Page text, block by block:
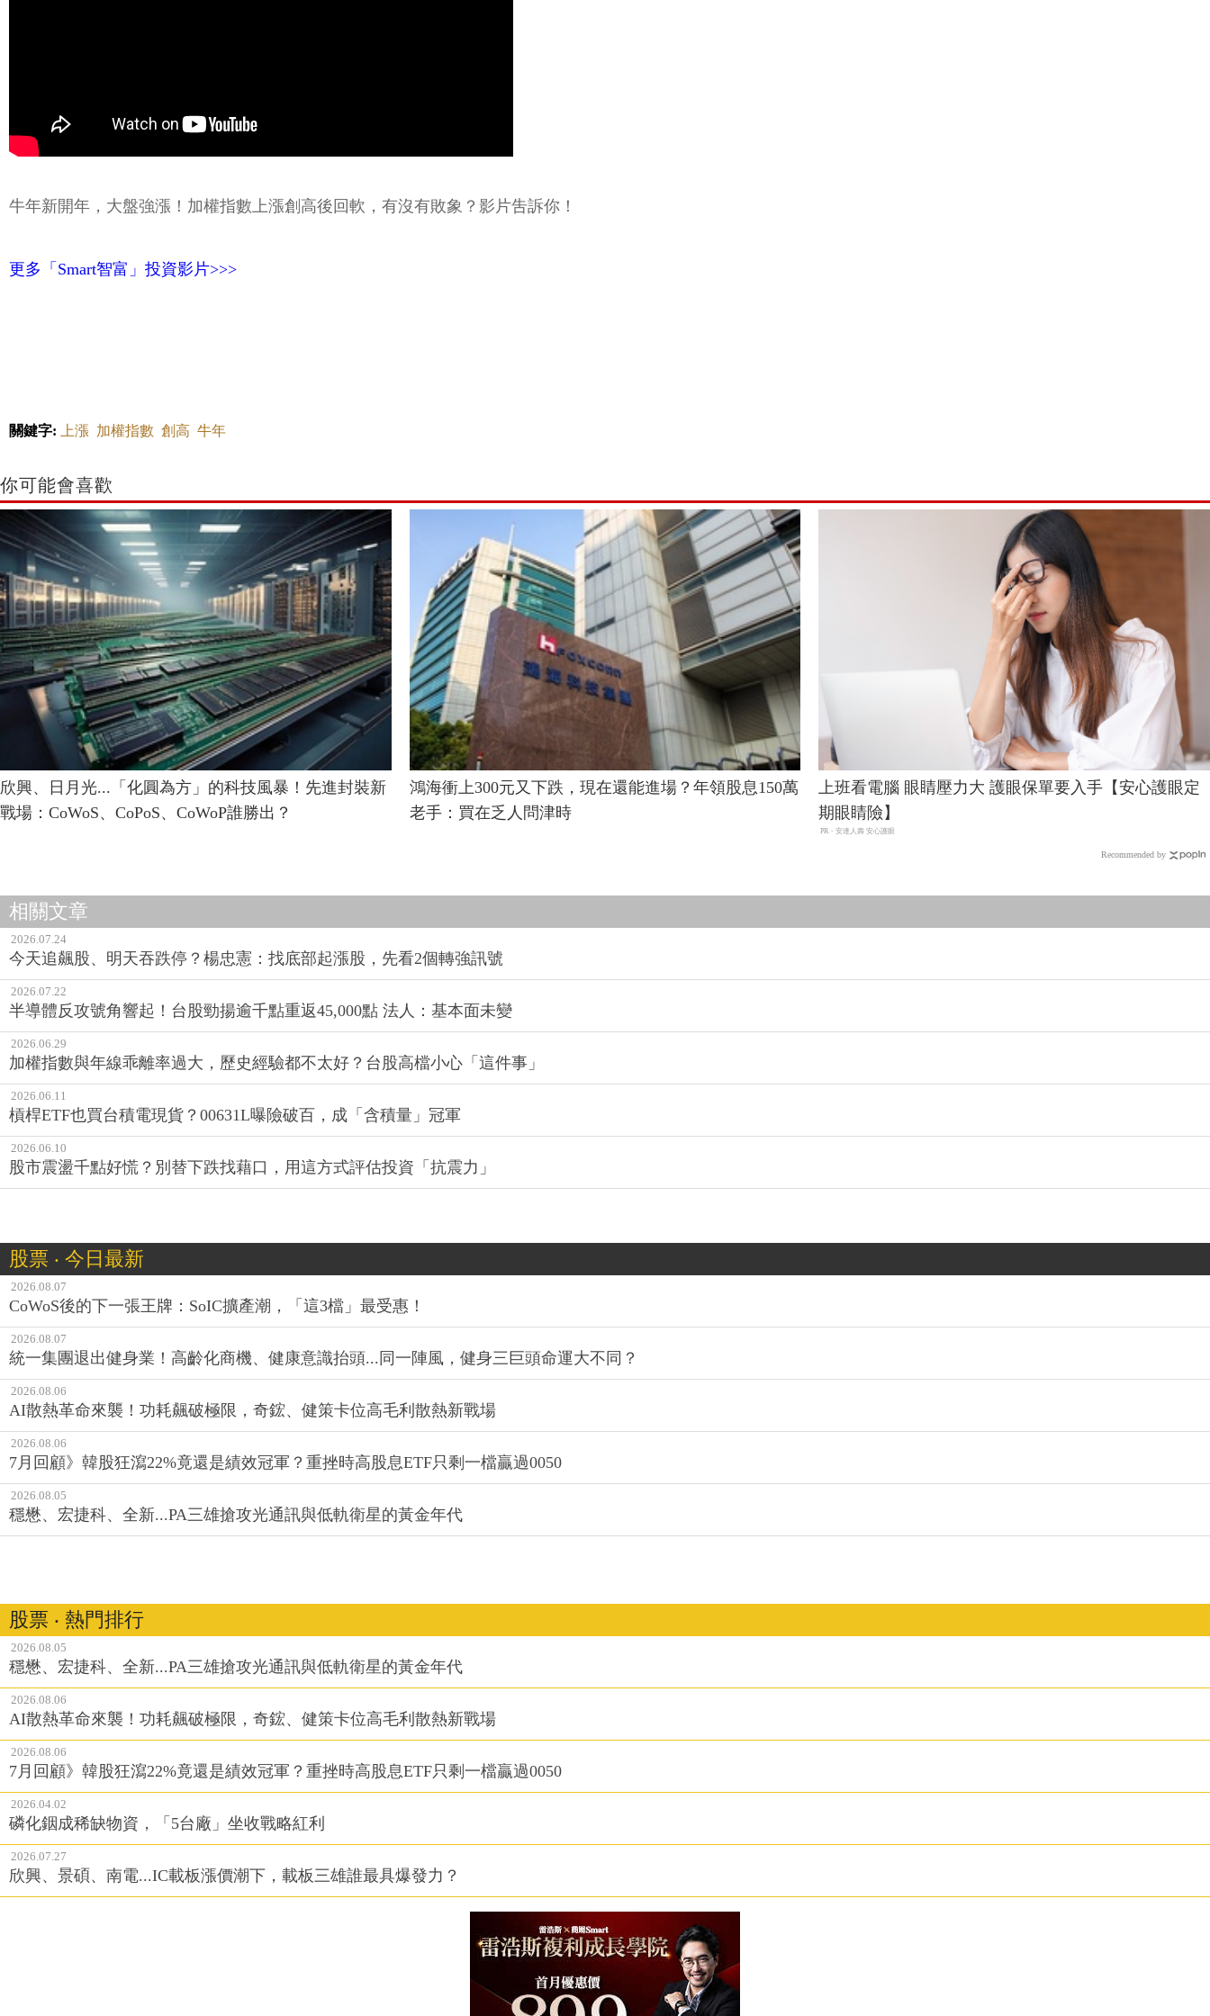
牛年新開年，大盤強漲！加權指數上漲創高後回軟，有沒有敗象？影片吿訴你！
更多「Smart智富」投資影片>>>
關鍵字: 上漲 加權指數 創高 牛年
你可能會喜歡
欣興、日月光...「化圓為方」的科技風暴！先進封裝新
戰場：CoWoS、CoPoS、CoWoP誰勝出？
鴻海衝上300元又下跌，現在還能進場？年領股息150萬
老手：買在乏人問津時
上班看電腦 眼睛壓力大 護眼保單要入手【安心護眼定
期眼睛險】
PR・安達人壽 安心護眼
Recommended by
相關文章
2026.07.24
今天追飆股、明天吞跌停？楊忠憲：找底部起漲股，先看2個轉強訊號
2026.07.22
半導體反攻號角響起！台股勁揚逾千點重返45,000點 法人：基本面未變
2026.06.29
加權指數與年線乖離率過大，歷史經驗都不太好？台股高檔小心「這件事」
2026.06.11
槓桿ETF也買台積電現貨？00631L曝險破百，成「含積量」冠軍
2026.06.10
股市震盪千點好慌？別替下跌找藉口，用這方式評估投資「抗震力」
股票 ‧ 今日最新
2026.08.07
CoWoS後的下一張王牌：SoIC擴產潮，「這3檔」最受惠！
2026.08.07
統一集團退出健身業！高齡化商機、健康意識抬頭...同一陣風，健身三巨頭命運大不同？
2026.08.06
AI散熱革命來襲！功耗飆破極限，奇鋐、健策卡位高毛利散熱新戰場
2026.08.06
7月回顧》韓股狂瀉22%竟還是績效冠軍？重挫時高股息ETF只剩一檔贏過0050
2026.08.05
穩懋、宏捷科、全新...PA三雄搶攻光通訊與低軌衛星的黃金年代
股票 ‧ 熱門排行
2026.08.05
穩懋、宏捷科、全新...PA三雄搶攻光通訊與低軌衛星的黃金年代
2026.08.06
AI散熱革命來襲！功耗飆破極限，奇鋐、健策卡位高毛利散熱新戰場
2026.08.06
7月回顧》韓股狂瀉22%竟還是績效冠軍？重挫時高股息ETF只剩一檔贏過0050
2026.04.02
磷化銦成稀缺物資，「5台廠」坐收戰略紅利
2026.07.27
欣興、景碩、南電...IC載板漲價潮下，載板三雄誰最具爆發力？